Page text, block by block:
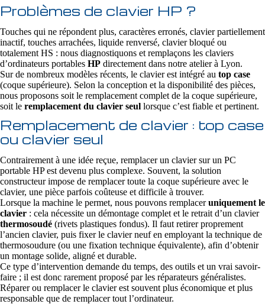
Problèmes de clavier HP ?
Touches qui ne répondent plus, caractères erronés, clavier partiellement
inactif, touches arrachées, liquide renversé, clavier bloqué ou
totalement HS : nous diagnostiquons et remplaçons les claviers
d’ordinateurs portables HP directement dans notre atelier à Lyon.
Sur de nombreux modèles récents, le clavier est intégré au top case
(coque supérieure). Selon la conception et la disponibilité des pièces,
nous proposons soit le remplacement complet de la coque supérieure,
soit le remplacement du clavier seul lorsque c’est fiable et pertinent.
Remplacement de clavier : top case
ou clavier seul
Contrairement à une idée reçue, remplacer un clavier sur un PC
portable HP est devenu plus complexe. Souvent, la solution
constructeur impose de remplacer toute la coque supérieure avec le
clavier, une pièce parfois coûteuse et difficile à trouver.
Lorsque la machine le permet, nous pouvons remplaceruniquement le
clavier : cela nécessite un démontage complet et le retrait d’un clavier
thermosoudé (rivets plastiques fondus). Il faut retirer proprement
l’ancien clavier, puis fixer le clavier neuf en employant la technique de
thermosoudure (ou une fixation technique équivalente), afin d’obtenir
un montage solide, aligné et durable.
Ce type d’intervention demande du temps, des outils et un vrai savoir-
faire ; il est donc rarement proposé par les réparateurs généralistes.
Réparer ou remplacer le clavier est souvent plus économique et plus
responsable que de remplacer tout l’ordinateur.